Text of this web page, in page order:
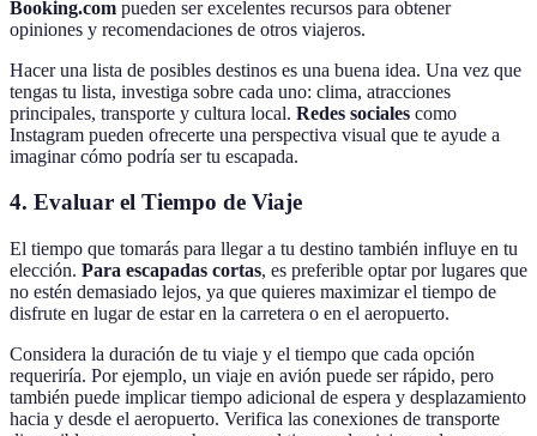
Booking.com pueden ser excelentes recursos para obtener
opiniones y recomendaciones de otros viajeros.
Hacer una lista de posibles destinos es una buena idea. Una vez que
tengas tu lista, investiga sobre cada uno: clima, atracciones
principales, transporte y cultura local. Redes sociales como
Instagram pueden ofrecerte una perspectiva visual que te ayude a
imaginar cómo podría ser tu escapada.
4. Evaluar el Tiempo de Viaje
El tiempo que tomarás para llegar a tu destino también influye en tu
elección. Para escapadas cortas, es preferible optar por lugares que
no estén demasiado lejos, ya que quieres maximizar el tiempo de
disfrute en lugar de estar en la carretera o en el aeropuerto.
Considera la duración de tu viaje y el tiempo que cada opción
requeriría. Por ejemplo, un viaje en avión puede ser rápido, pero
también puede implicar tiempo adicional de espera y desplazamiento
hacia y desde el aeropuerto. Verifica las conexiones de transporte